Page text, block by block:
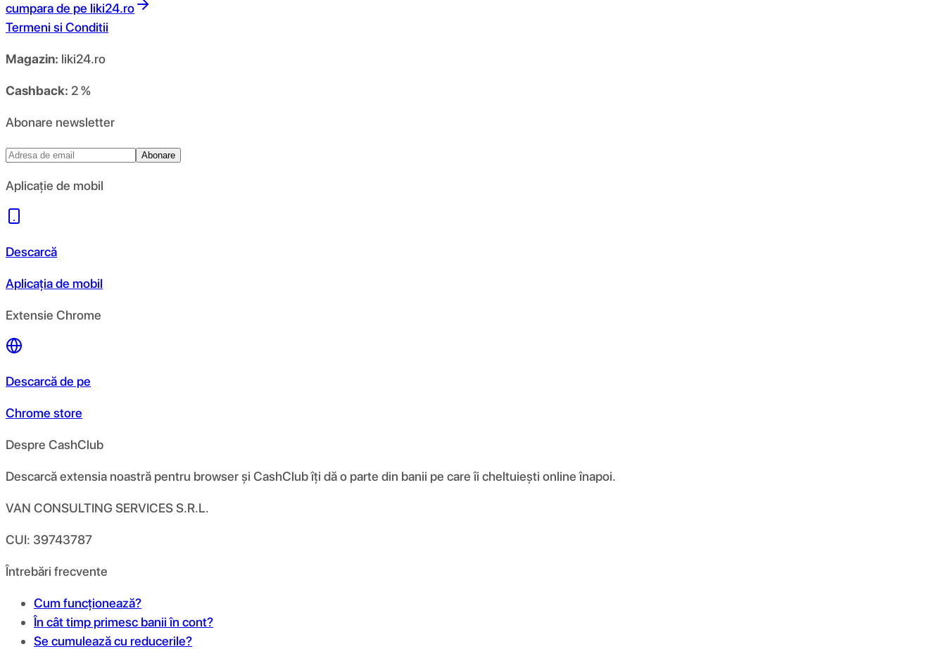
cumpara de pe liki24.ro
Termeni si Conditii
Magazin: liki24.ro
Cashback: 2 %
Abonare newsletter
Abonare
Aplicație de mobil
Descarcă
Aplicația de mobil
Extensie Chrome
Descarcă de pe
Chrome store
Despre CashClub
Descarcă extensia noastră pentru browser și CashClub îți dă o parte din banii pe care îi cheltuiești online înapoi.
VAN CONSULTING SERVICES S.R.L.
CUI: 39743787
Întrebări frecvente
Cum funcționează?
În cât timp primesc banii în cont?
Se cumulează cu reducerile?